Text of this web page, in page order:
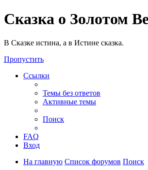
Сказка о Золотом
В Сказке истина, а в Истине сказка.
Пропустить
Ссылки
Темы без ответов
Активные темы
Поиск
FAQ
Вход
На главную Список форумов Поиск